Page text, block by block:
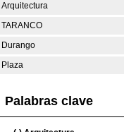
Arquitectura
TARANCO
Durango
Plaza
Palabras clave